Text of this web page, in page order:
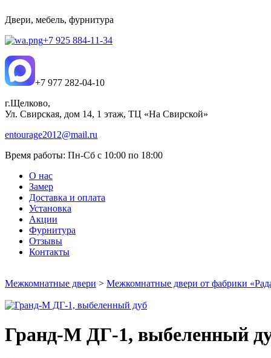
Двери, мебель, фурнитура
+7 925 884-11-34
+7 977 282-04-10
г.Щелково,
Ул. Свирская, дом 14, 1 этаж, ТЦ «На Свирской»
entourage2012@mail.ru
Время работы: Пн-Сб с 10:00 по 18:00
О нас
Замер
Доставка и оплата
Установка
Акции
Фурнитура
Отзывы
Контакты
Межкомнатные двери > Межкомнатные двери от фабрики
Гранд-М ДГ-1, выбеленный